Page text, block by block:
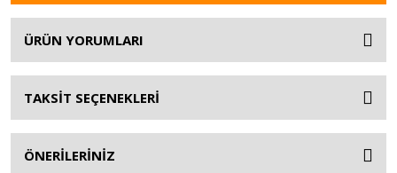
ÜRÜN YORUMLARI
TAKSİT SEÇENEKLERİ
ÖNERİLERİNİZ